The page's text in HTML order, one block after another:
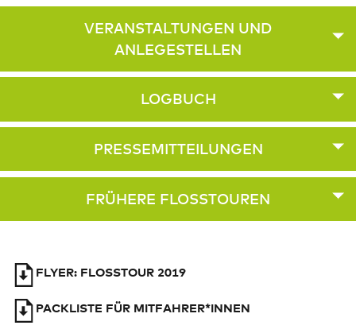
VERANSTALTUNGEN UND
ANLEGESTELLEN
LOGBUCH
PRESSEMITTEILUNGEN
FRÜHERE FLOSSTOUREN
FLYER: FLOSSTOUR 2019
PACKLISTE FÜR MITFAHRER*INNEN